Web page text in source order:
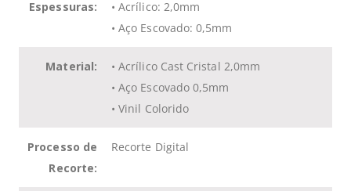
Espessuras:
• Acrílico: 2,0mm
• Aço Escovado: 0,5mm
Material:
• Acrílico Cast Cristal 2,0mm
• Aço Escovado 0,5mm
• Vinil Colorido
Processo de
Recorte:
Recorte Digital